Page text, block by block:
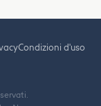
Condizioni d'uso